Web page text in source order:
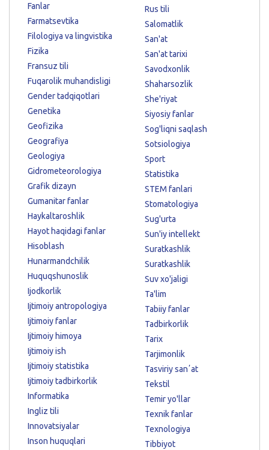
Fanlar
Farmatsevtika
Filologiya va lingvistika
Fizika
Fransuz tili
Fuqarolik muhandisligi
Gender tadqiqotlari
Genetika
Geofizika
Geografiya
Geologiya
Gidrometeorologiya
Grafik dizayn
Gumanitar fanlar
Haykaltaroshlik
Hayot haqidagi fanlar
Hisoblash
Hunarmandchilik
Huquqshunoslik
Ijodkorlik
Ijtimoiy antropologiya
Ijtimoiy fanlar
Ijtimoiy himoya
Ijtimoiy ish
Ijtimoiy statistika
Ijtimoiy tadbirkorlik
Informatika
Ingliz tili
Innovatsiyalar
Inson huquqlari
Rus tili
Salomatlik
San'at
San'at tarixi
Savodxonlik
Shaharsozlik
She'riyat
Siyosiy fanlar
Sog'liqni saqlash
Sotsiologiya
Sport
Statistika
STEM fanlari
Stomatologiya
Sug'urta
Sun'iy intellekt
Suratkashlik
Suratkashlik
Suv xo'jaligi
Ta'lim
Tabiiy fanlar
Tadbirkorlik
Tarix
Tarjimonlik
Tasviriy sanʼat
Tekstil
Temir yo'llar
Texnik fanlar
Texnologiya
Tibbiyot